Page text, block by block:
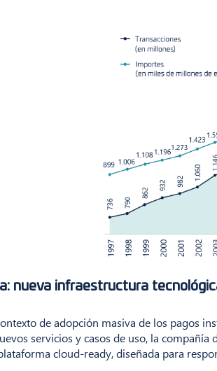
nueva infraestructura
de adopción masiva de los pagos
servicios y casos de uso, la
cloud-ready, diseñada para